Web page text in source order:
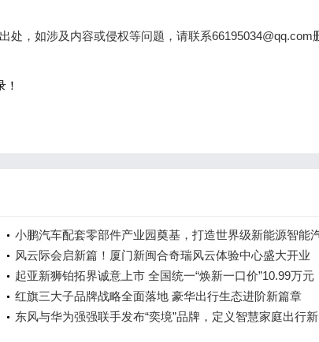
处，如涉及内容或侵权等问题，请联系66195034@qq.com
小鹏汽车配套零部件产业园奠基，打造世界级新能源智能
车集群
风云际会启新篇！厦门新闽合奇瑞风云体验中心盛大开业
起亚新狮铂拓界诚意上市 全国统一“焕新一口价”10.99万元
起
红旗三大子品牌战略全面落地 豪华出行生态进阶新篇章
东风与华为强强联手发布“奕境”品牌，定义智慧家庭出行新